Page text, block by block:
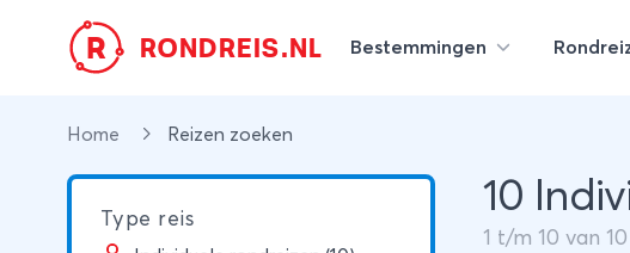
R RONDREIS.NL Bestemmingen
Home Reizen zoeken
Type reis 10
1 t/m 10 van 10